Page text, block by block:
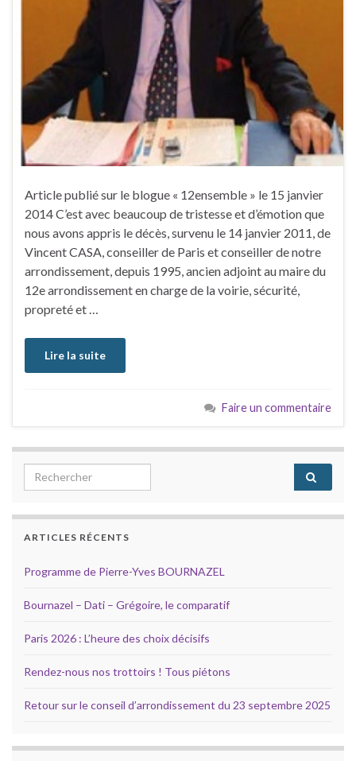
Article publié sur le blogue « 12ensemble » le 15 janvier
2014 C’est avec beaucoup de tristesse et d’émotion que
nous avons appris le décès, survenu le 14 janvier 2011, de
Vincent CASA, conseiller de Paris et conseiller de notre
arrondissement, depuis 1995, ancien adjoint au maire du
12e arrondissement en charge de la voirie, sécurité,
propreté et …
Lire la suite
Faire un commentaire
Search for:
ARTICLES RÉCENTS
Programme de Pierre-Yves BOURNAZEL
Bournazel – Dati – Grégoire, le comparatif
Paris 2026 : L’heure des choix décisifs
Rendez-nous nos trottoirs ! Tous piétons
Retour sur le conseil d’arrondissement du 23 septembre 2025